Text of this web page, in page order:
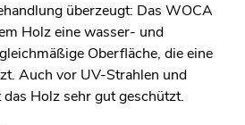
überzeugt: Das WOCA
Holz eine wasser- und
Oberfläche, die eine
Auch vor UV-Strahlen und
Holz sehr gut geschützt.